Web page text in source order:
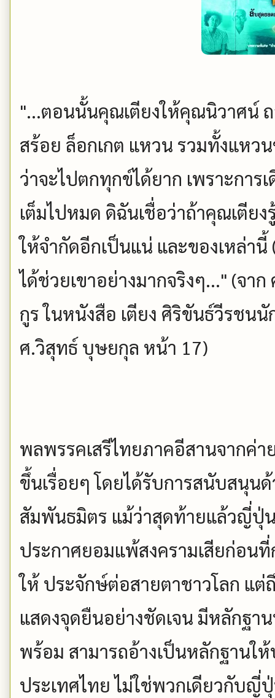
"...ตอนนั้นคุณเตียงให้คุณนิวาศน์
สร้อย ล็อกเกต แหวน รวมทั้งแหว
ว่าจะไปตกทุกข์ได้ยาก เพราะกา
เต็มไปหมด ดิฉันเชื่อว่าถ้าคุณเตีย
ให้จำกัดอีกเป็นแน่ และของเหล่า
ได้ช่วยเขาอย่างมากจริงๆ..." (จา
กูร ในหนังสือ เตียง ศิริขันธ์วีรชน
ศ.วิสุทธ์ บุษยกุล หน้า 17)
พลพรรคเสรีไทยภาคอีสานจากค่
ขึ้นเรื่อยๆ โดยได้รับการสนับสนุน
สัมพันธมิตร แม้ว่าสุดท้ายแล้วญี่ปุ่
ประกาศยอมแพ้สงครามเสียก่อน
ให้ ประจักษ์ต่อสายตาชาวโลก แ
แสดงจุดยืนอย่างชัดเจน มีหลักฐา
พร้อม สามารถอ้างเป็นหลักฐานใ
ประเทศไทย ไม่ใช่พวกเดียวกับญี่